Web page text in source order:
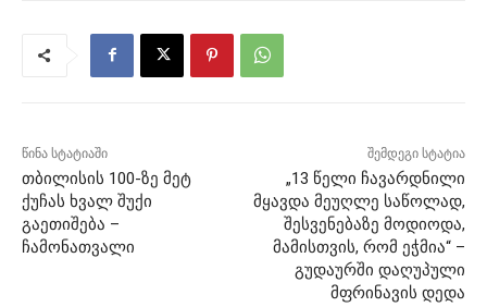
წინა სტატიაში
თბილისის 100-ზე მეტ
ქუჩას ხვალ შუქი
გაეთიშება –
ჩამონათვალი
შემდეგი სტატია
„13 წელი ჩავარდნილი
მყავდა მეუღლე საწოლად,
შესვენებაზე მოდიოდა,
მამისთვის, რომ ეჭმია“ –
გუდაურში დაღუპული
მფრინავის დედა